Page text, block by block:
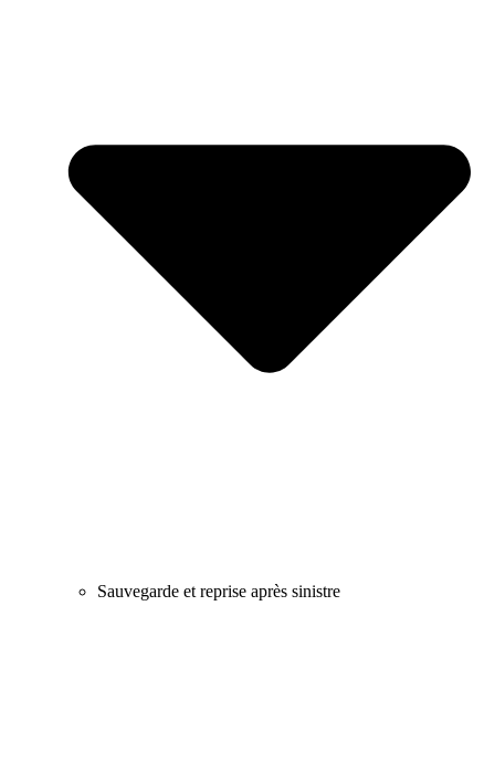
Sauvegarde et reprise après sinistre